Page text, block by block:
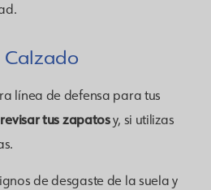
Calzado
línea de defensa para tus
revisar tus zapatosy, si utilizas
de desgaste de la suela y